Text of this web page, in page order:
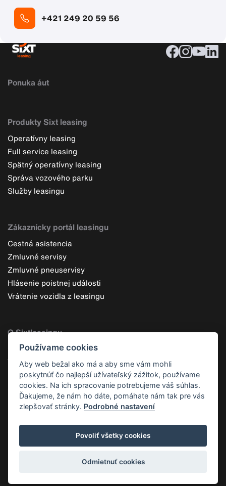
+421 249 20 59 56
Ponuka áut
Produkty Sixt leasing
Operatívny leasing
Full service leasing
Spätný operatívny leasing
Správa vozového parku
Služby leasingu
Zákaznícky portál leasingu
Cestná asistencia
Zmluvné servisy
Zmluvné pneuservisy
Hlásenie poistnej události
Vrátenie vozidla z leasingu
O Sixtleasingu
Čo je operatívny leasing
Výhody operatívneho leasingu
Prečo leasing od Sixtu
Skupina Sixt
Kontaktné údaje
KontaktyGDPREAA
Používame cookies
Aby web bežal ako má a aby sme vám mohli
poskytnúť čo najlepší užívateľský zážitok, používame
cookies. Na ich spracovanie potrebujeme váš súhlas.
Ďakujeme, že nám ho dáte, pomáhate nám tak pre vás
zlepšovať stránky. Podrobné nastavení
Povoliť všetky cookies
Odmietnuť cookies